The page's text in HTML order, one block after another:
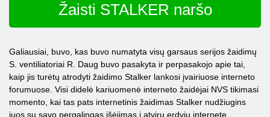
Žaisti STALKER naršo
Galiausiai, buvo, kas buvo numatyta visų garsaus serijos žaidimų
S. ventiliatoriai R. Daug buvo pasakyta ir perpasakojo apie tai,
kaip jis turėtų atrodyti žaidimo Stalker lankosi įvairiuose interneto
forumuose. Visi didelė kariuomenė interneto žaidėjai NVS tikimasi
momento, kai tas pats internetinis žaidimas Stalker nudžiugins
juos su savo pergalingas išėjimas į atvirų erdvių internete.